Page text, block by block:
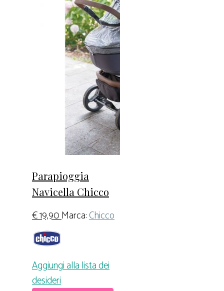
Parapioggia
Navicella Chicco
€19,90Marca:Chicco
Aggiungi alla lista dei
desideri